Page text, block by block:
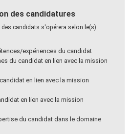
des candidatures
candidats s'opérera selon le(s)
expériences du candidat
du candidat en lien avec la mission
en lien avec la mission
en lien avec la mission
du candidat dans le domaine